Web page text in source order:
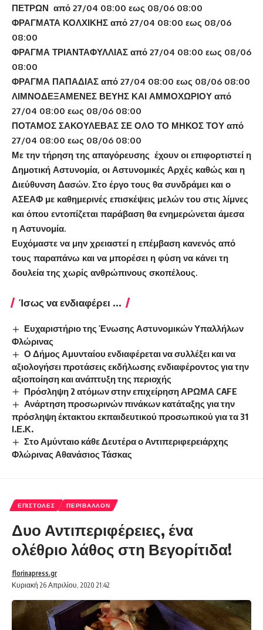
ΠΕΤΡΩΝ από 27/04 08:00 εως 08/06 08:00
ΦΡΑΓΜΑΤΑ ΚΟΛΧΙΚΗΣ από 27/04 08:00 εως 08/06
08:00
ΦΡΑΓΜΑ ΤΡΙΑΝΤΑΦΥΛΛΙΑΣ από 27/04 08:00 εως 08/06
08:00
ΦΡΑΓΜΑ ΠΑΠΑΔΙΑΣ από 27/04 08:00 εως 08/06 08:00
ΛΙΜΝΟΔΕΞΑΜΕΝΕΣ ΒΕΥΗΣ ΚΑΙ ΑΜΜΟΧΩΡΙΟΥ από
27/04 08:00 εως 08/06 08:00
ΠΟΤΑΜΟΣ ΣΑΚΟΥΛΕΒΑΣ ΣΕ ΟΛΟ ΤΟ ΜΗΚΟΣ ΤΟΥ από
27/04 08:00 εως 08/06 08:00
Με την τήρηση της απαγόρευσης έχουν οι επιφορτιστεί η
Δημοτική Αστυνομία, οι Αστυνομικές Αρχές καθώς και η
Διεύθυνση Δασών. Στο έργο τους θα συνδράμει και ο
ΑΣΕΑΦ με καθημερινές επισκέψεις μελών του στις λίμνες
και όπου εντοπίζεται παράβαση θα ενημερώνεται άμεσα
η Αστυνομία.
Ευχόμαστε να μην χρειαστεί η επέμβαση κανενός από
τους παραπάνω και να μπορέσει η φύση να κάνει τη
δουλεία της χωρίς ανθρώπινους σκοπέλους.
Ίσως να ενδιαφέρει ...
Ευχαριστήριο της Ένωσης Αστυνομικών Υπαλλήλων
Φλώρινας
Ο Δήμος Αμυνταίου ενδιαφέρεται να συλλέξει και να
αξιολογήσει προτάσεις εκδήλωσης ενδιαφέροντος για την
αξιοποίηση και ανάπτυξη της περιοχής
Πρόσληψη 2 ατόμων στην επιχείρηση ΑΡΩΜΑ CAFE
Ανάρτηση προσωρινών πινάκων κατάταξης για την
πρόσληψη έκτακτου εκπαιδευτικού προσωπικού για τα 31
Ι.Ε.Κ.
Στο Αμύνταιο κάθε Δευτέρα ο Αντιπεριφερειάρχης
Φλώρινας Αθανάσιος Τάσκας
ΕΠΙΣΤΟΛΈΣ ΠΕΡΙΒΆΛΛΟΝ
Δυο Αντιπεριφέρειες, ένα
ολέθριο λάθος στη Βεγορίτιδα!
Κυριακή 26 Απριλίου, 2020 21:42
florinapress.gr